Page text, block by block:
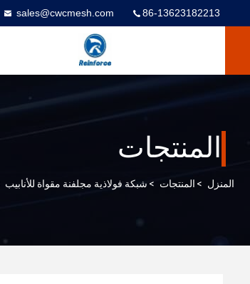
sales@cwcmesh.com 86-13623182213
المنتجات
المنزل > المنتجات > شبكة فولاذية مجلفنة مقواة للأنابيب